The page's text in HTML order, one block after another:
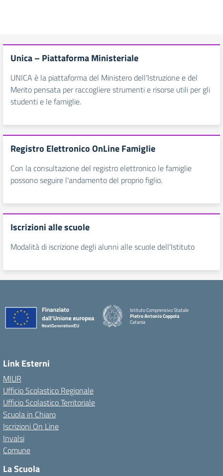
Unica – Piattaforma Ministeriale
UNICA è la piattaforma del Ministero dell’Istruzione e del
Merito pensata per raccogliere strumenti e risorse utili per gli
studenti e le famiglie.
Registro Elettronico OnLine Famiglie
Con la consultazione del registro elettronico le famiglie
possono seguire l'andamento del proprio figlio.
Iscrizioni alle scuole
Modalità di iscrizione degli alunni alle scuole dell'Istituto
Istituto Comprensivo Statale
Pietro Antonio Coppola
Catania
Link Esterni
MIUR
Ufficio Scolastico Regionale
Ufficio Scolastico Territoriale
Scuola in Chiaro
Iscrizioni On Line
Invalsi
Comune
La Scuola